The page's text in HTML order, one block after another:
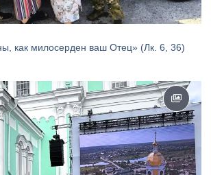
как милосерден ваш Отец» (Лк. 6, 36)